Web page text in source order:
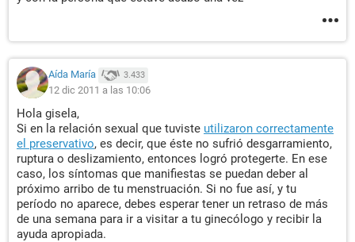
Aída María 3.433
12 dic 2011 a las 10:06
Hola gisela,
Si en la relación sexual que tuviste utilizaron correctamente
el preservativo, es decir, que éste no sufrió desgarramiento,
ruptura o deslizamiento, entonces logró protegerte. En ese
caso, los síntomas que manifiestas se puedan deber al
próximo arribo de tu menstruación. Si no fue así, y tu
período no aparece, debes esperar tener un retraso de más
de una semana para ir a visitar a tu ginecólogo y recibir la
ayuda apropiada.